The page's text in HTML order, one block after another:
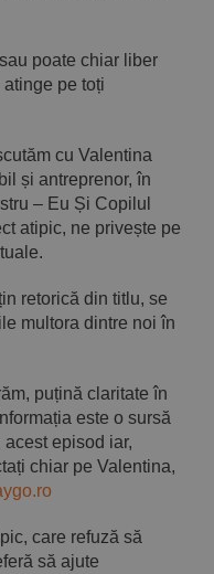
poate chiar liber
pe toți
cu Valentina
și antreprenor, în
– Eu Și Copilul
atipic, ne privește pe
retorică din titlu, se
multora dintre noi în
puțină claritate în
este o sursă
episod iar,
chiar pe Valentina,
care refuză să
să ajute